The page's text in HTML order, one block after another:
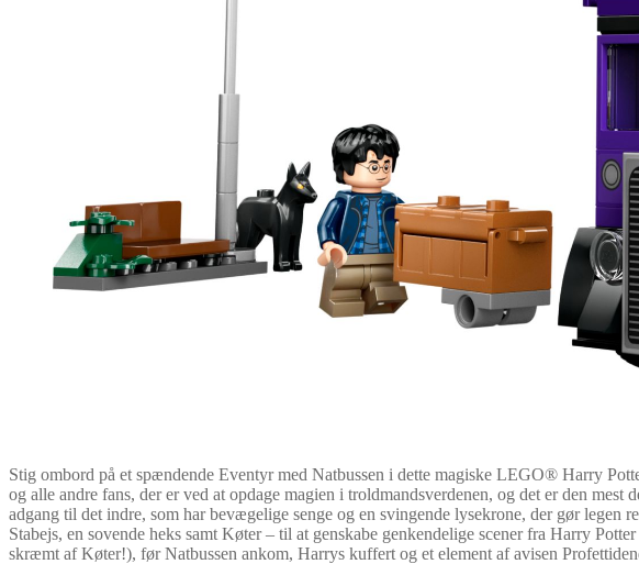
Stig ombord på et spændende Eventyr med Natbussen i dette magiske LEGO® Harry
og alle andre fans, der er ved at opdage magien i troldmandsverdenen, og det er den
adgang til det indre, som har bevægelige senge og en svingende lysekrone, der gør
Stabejs, en sovende heks samt Køter – til at genskabe genkendelige scener fra Harry
skræmt af Køter!), før Natbussen ankom, Harrys kuffert og et element af avisen